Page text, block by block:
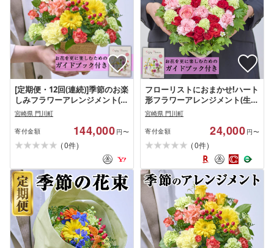
[定期便・12回(連続)]季節のお楽
しみフラワーアレンジメント(生
花:Sサイズ)花束 贈り物 インテ
リア[FM-8][フラワーショップま
つだ]
宮崎県 門川町
寄付金額 144,000 円〜
(0件)
フローリストにおまかせ!ハート
形フラワーアレンジメント(生
花)お花 花束 植物 贈り物 インテ
リア[FM-9][フラワーショップま
つだ]
宮崎県 門川町
寄付金額 24,000 円〜
(0件)